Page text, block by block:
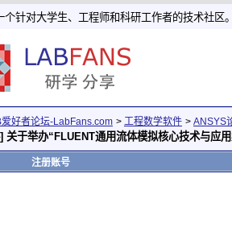
个针对大学生、工程师和科研工作者的技术社区
爱好者论坛-LabFans.com > 工程数学软件 > ANSYS
关于举办“FLUENT通用流体模拟核心技术与应
注册账号